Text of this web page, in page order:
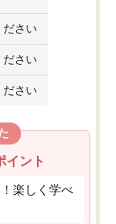
ださい
ださい
ださい
イント
楽しく学べ